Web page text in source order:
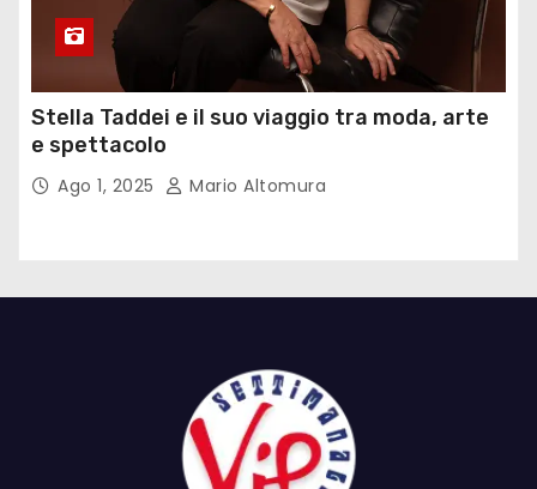
Stella Taddei e il suo viaggio tra moda, arte
e spettacolo
Ago 1, 2025 Mario Altomura